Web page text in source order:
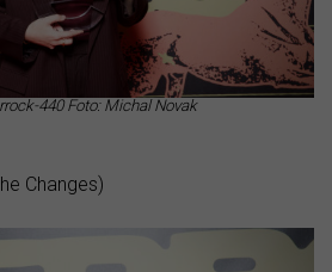
440 Foto: Michal Novak
Changes)